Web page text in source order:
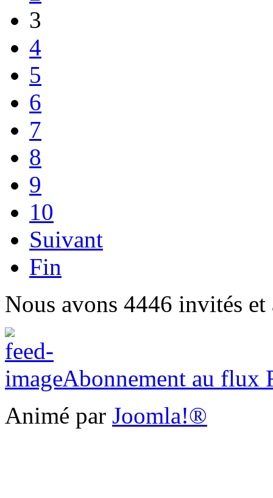
3
4
5
6
7
8
9
10
Suivant
Fin
Nous avons 4446 invités
Abonnement au flux
Animé par Joomla!®